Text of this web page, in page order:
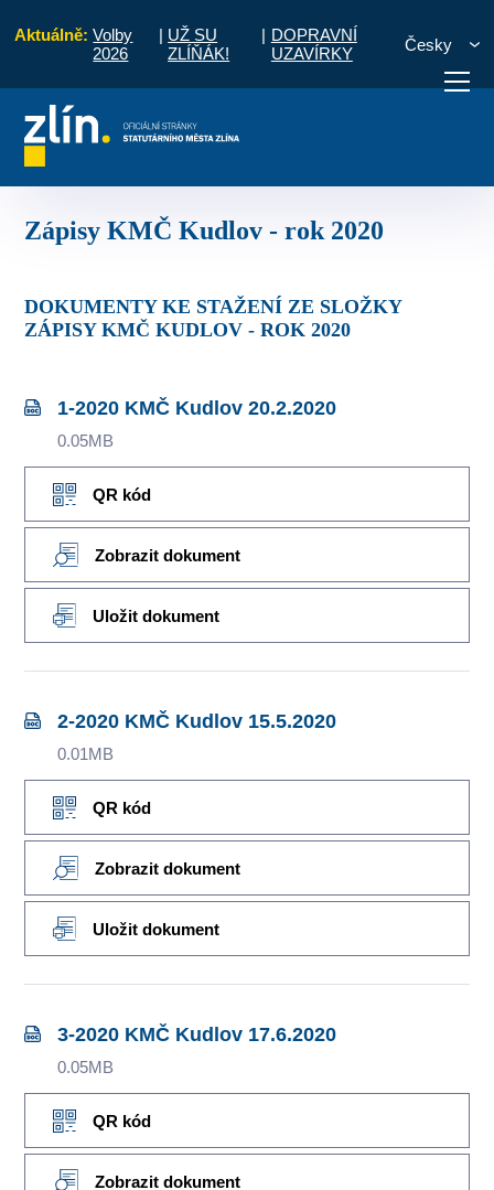
Aktuálně: Volby
2026
| UŽ SU
ZLÍŇÁK!
| DOPRAVNÍ
UZAVÍRKY
Česky
vyřídit Potřebuji zaplatit
Zápisy KMČ Kudlov - rok 2020
DOKUMENTY KE STAŽENÍ ZE SLOŽKY
ZÁPISY KMČ KUDLOV - ROK 2020
1-2020 KMČ Kudlov 20.2.2020
0.05MB
QR kód
Zobrazit dokument
Uložit dokument
2-2020 KMČ Kudlov 15.5.2020
0.01MB
QR kód
Zobrazit dokument
Uložit dokument
3-2020 KMČ Kudlov 17.6.2020
0.05MB
QR kód
Zobrazit dokument